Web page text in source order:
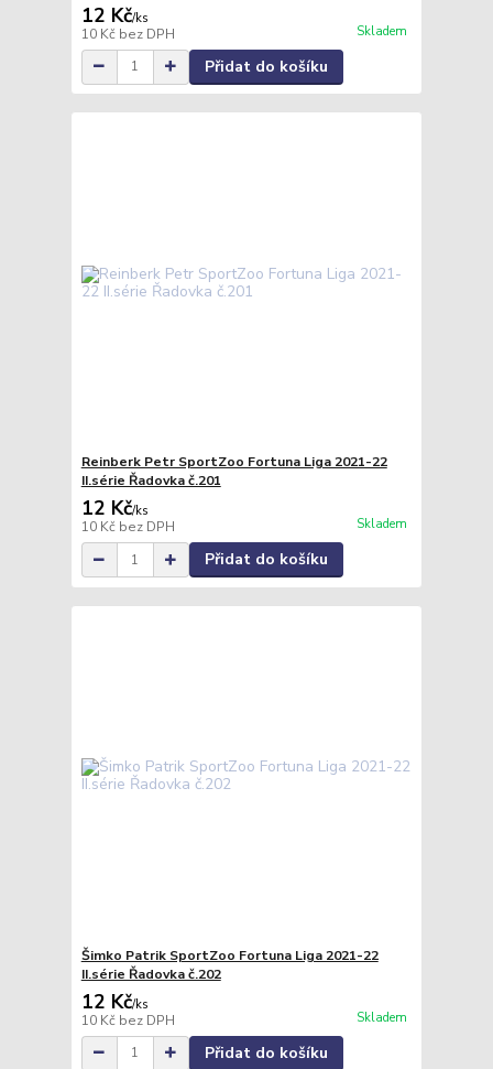
12 Kč/ks
10 Kč bez DPH Skladem
Přidat do košíku
Reinberk Petr SportZoo Fortuna Liga 2021-22
II.série Řadovka č.201
12 Kč/ks
10 Kč bez DPH Skladem
Přidat do košíku
Šimko Patrik SportZoo Fortuna Liga 2021-22
II.série Řadovka č.202
12 Kč/ks
10 Kč bez DPH Skladem
Přidat do košíku